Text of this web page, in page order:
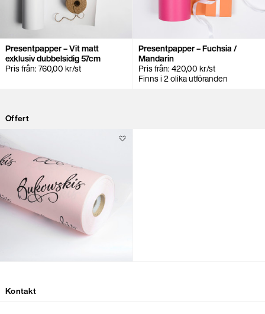
Presentpapper – Vit matt
exklusiv dubbelsidig 57cm
Pris från:760,00kr/st
Presentpapper – Fuchsia /
Mandarin
Pris från:420,00kr/st
Finns i 2 olika utföranden
Offert
Kontakt